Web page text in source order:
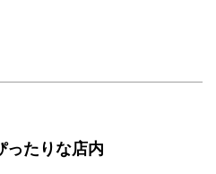
ったりな店内